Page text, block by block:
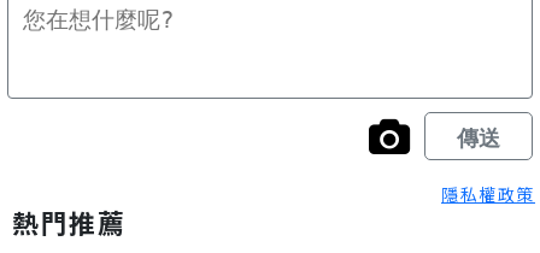
隱私權政策
熱門推薦